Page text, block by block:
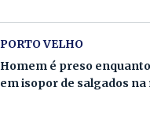
PORTO VELHO
Homem é preso
em isopor de salgados